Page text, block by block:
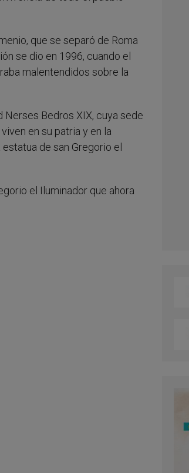
que se separó de Roma
se dio en 1996, cuando el
malentendidos sobre la
Nerses Bedros XIX, cuya sede
en su patria y en la
de san Gregorio el
el Iluminador que ahora